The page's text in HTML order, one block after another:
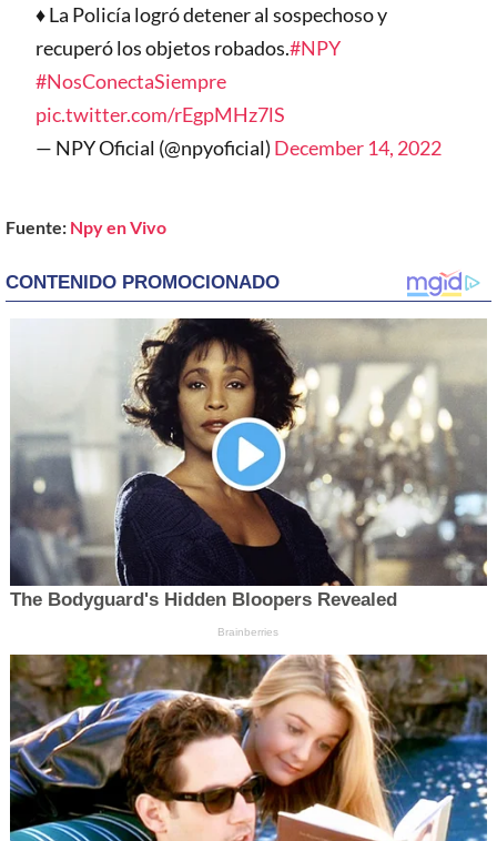
♦️ La Policía logró detener al sospechoso y
recuperó los objetos robados.#NPY
#NosConectaSiempre
pic.twitter.com/rEgpMHz7lS
— NPY Oficial (@npyoficial) December 14, 2022
Fuente: Npy en Vivo